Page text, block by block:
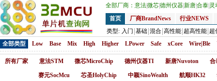
全部厂商： 意法微芯德州仪器新唐合泰 灵
首页
厂商BrandNews
行业NEWS
类型: 入门 基础 混合 高性能 超高性能 超
全部类型
Low Base Mix High Higher LPower Safe xCore Wire|Ble
所有厂家 意法STM 微芯MicroChip 德州仪器TI 新唐Nuvoton 合
赛元SocMcu 芯圣HolyChip 中颖SinoWealth 航顺HK32